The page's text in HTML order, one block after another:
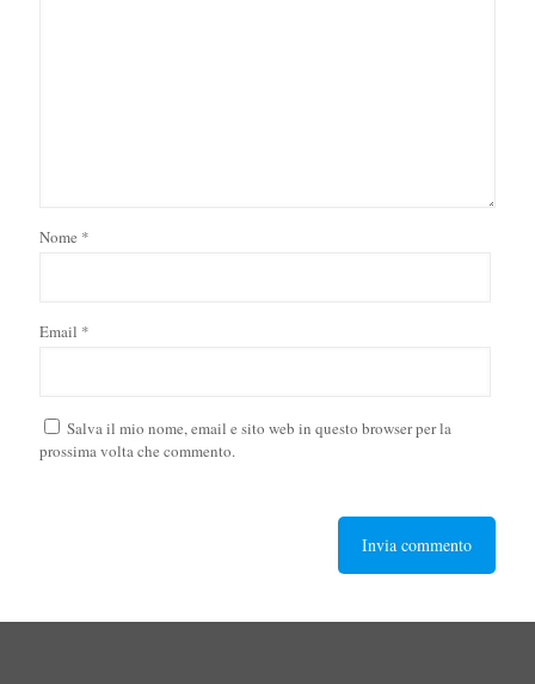
Nome *
Email *
Salva il mio nome, email e sito web in questo browser per la
prossima volta che commento.